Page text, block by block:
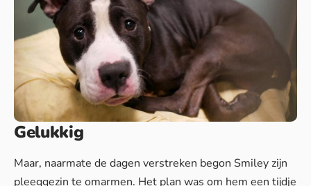
Gelukkig
Maar, naarmate de dagen verstreken begon Smiley zijn
pleeggezin te omarmen. Het plan was om hem een tijdje